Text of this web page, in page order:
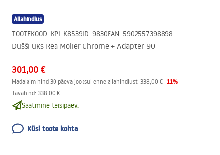
Allahindlus
TOOTEKOOD: KPL-K8539ID: 9830EAN: 5902557398898
Dušši uks Rea Molier Chrome + Adapter 90
301,00 €
Madalaim hind 30 päeva jooksul enne allahindlust: 338,00 € -11%
Tavahind: 338,00 €
Saatmine teisipäev.
Küsi toote kohta